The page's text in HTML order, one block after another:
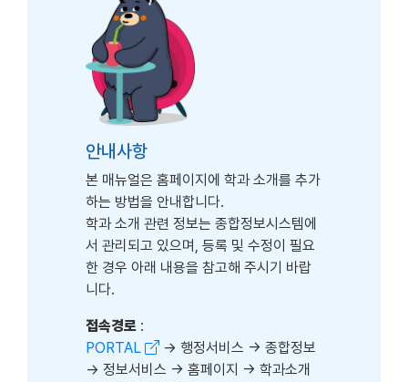
안내사항
본 매뉴얼은 홈페이지에 학과 소개를 추가
하는 방법을 안내합니다.
학과 소개 관련 정보는 종합정보시스템에
서 관리되고 있으며, 등록 및 수정이 필요
한 경우 아래 내용을 참고해 주시기 바랍
니다.
접속경로 :
PORTAL
→ 행정서비스 → 종합정보
→ 정보서비스 → 홈페이지 → 학과소개